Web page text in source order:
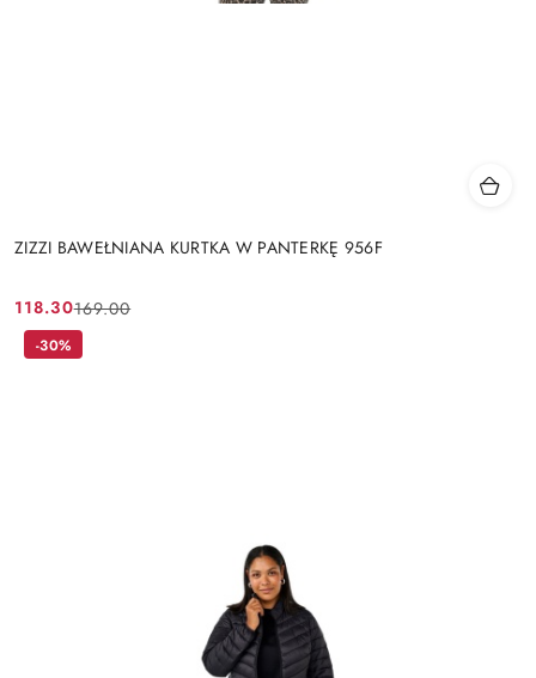
ZIZZI BAWEŁNIANA KURTKA W PANTERKĘ 956F
Cena
promocyjna:
118.30
Cena
przed
169.00
-30%